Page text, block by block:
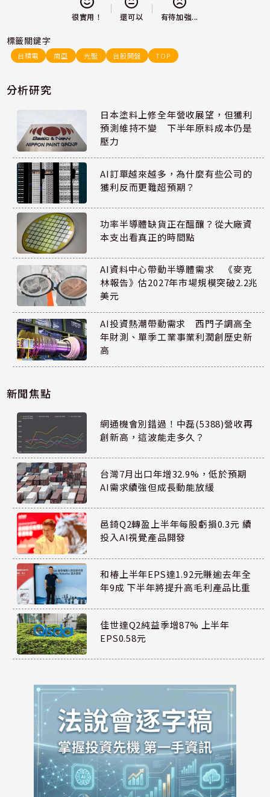
很實用！ 還可以 有待加強...
標籤關鍵字
台積電 南亞 光聖 台股開盤 TOP
分析研究
日本塗料上修全年營收展望，但獲利
預測維持不變 下半年原料成本仍是
壓力
AI訂單越來越多，為什麼有些公司的
獲利反而更難超預期？
功率半導體缺貨正在醞釀？從大廠資
本支出看真正的時間點
AI資料中心帶動半導體需求 《麥克
林報告》估2027年市場規模突破2.2兆
美元
AI投資熱潮帶動需求 西門子調高全
年財測、單季工業事業利潤創歷史新
高
新聞焦點
網通機會別錯過！中磊(5388)營收再
創新高，這波能走多久？
台灣7月出口年增32.9%，低於預期
AI需求續強但成長動能放緩
邑錡Q2轉盈上半年每股虧損0.3元 續
投入AI視覺產品開發
和椿上半年EPS達1.92元賺逾去年全
年9成 下半年將提升高毛利產品比重
佳世達Q2純益季增87% 上半年
EPS0.58元